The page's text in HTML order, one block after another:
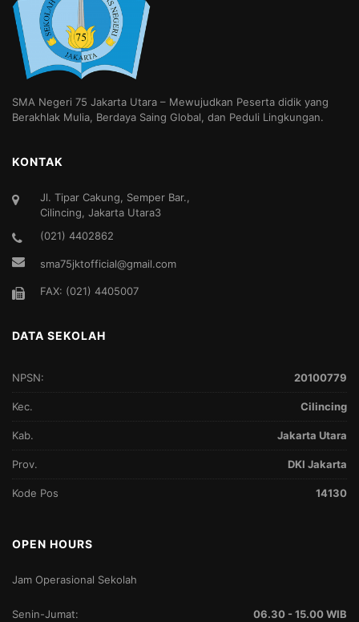
SMA Negeri 75 Jakarta Utara – Mewujudkan Peserta didik yang
Berakhlak Mulia, Berdaya Saing Global, dan Peduli Lingkungan.
KONTAK
Jl. Tipar Cakung, Semper Bar.,
Cilincing, Jakarta Utara3
(021) 4402862
sma75jktofficial@gmail.com
FAX: (021) 4405007
DATA SEKOLAH
NPSN: 20100779
Kec. Cilincing
Kab. Jakarta Utara
Prov. DKI Jakarta
Kode Pos 14130
OPEN HOURS
Jam Operasional Sekolah
Senin-Jumat: 06.30 - 15.00 WIB